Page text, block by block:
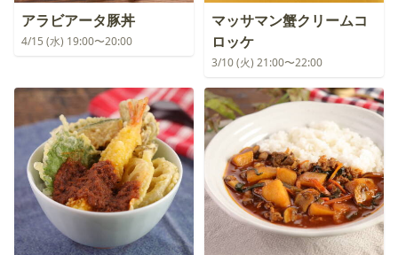
アラビアータ豚丼
4/15 (水) 19:00〜20:00
マッサマン蟹クリームコ
ロッケ
3/10 (火) 21:00〜22:00